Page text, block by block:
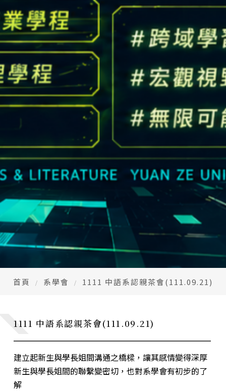
首頁 系學會 1111 中語系認親茶會(111.09.21)
1111 中語系認親茶會(111.09.21)
畢業製作 元智文學獎 專案實習
建立起新生與學長姐間溝通之橋樑，讓其感情變得深厚
新生與學長姐間的聯繫變密切，也對系學會有初步的了
解